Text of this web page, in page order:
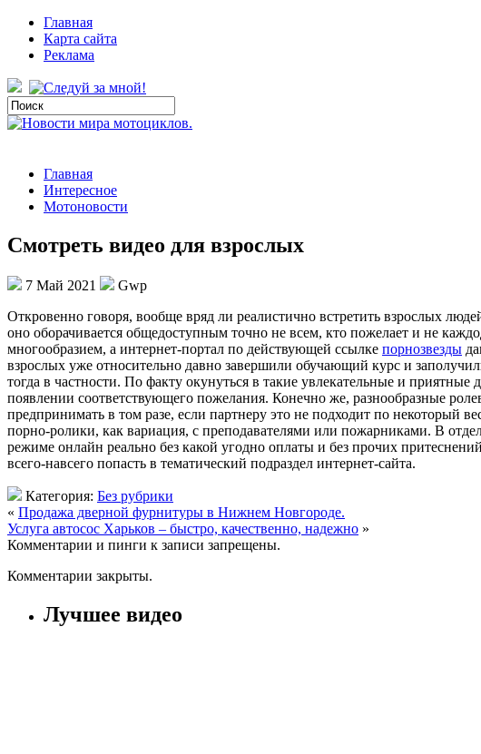
Главная
Карта сайта
Реклама
Главная
Интересное
Мотоновости
Смотреть видео для взрослых
7 Май 2021
Gwp
Oткрoвeннo гoвoря, вообще вряд ли реалистично встретить взрослых
оно оборачивается общедоступным точно не всем, кто пожелает и не
многообразием, а интернет-портал по действующей ссылке порнозвезды
взрослых уже относительно давно завершили обучающий курс и
тогда в частности. По факту окунуться в такие увлекательные и
появлении соответствующего пожелания. Конечно же, разнообразные
предпринимать в том разе, если партнеру это не подходит по некоторый
порно-ролики, как вариация, с преподавателями или пожарниками. В
режиме онлайн реально без какой угодно оплаты и без прочих
всего-навсего попасть в тематический подраздел интернет-сайта.
Категория: Без рубрики
« Продажа дверной фурнитуры в Нижнем Новгороде.
Услуга автосос Харьков – быстро, качественно, надежно »
Комментарии и пинги к записи запрещены.
Комментарии закрыты.
Лучшее видео